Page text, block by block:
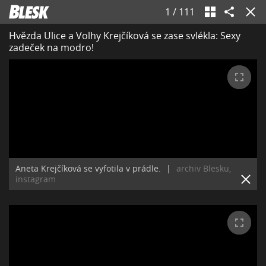
1 / 111
Hvězda Ulice a Volhy Krejčíková se zase svlékla: Sexy
zadeček na modro!
Aneta Krejčíková se vyfotila v prádle. |
archiv Blesku,
instagram